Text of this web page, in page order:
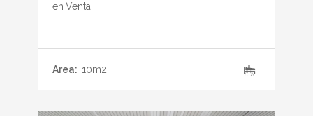
en Venta
Area: 10m2